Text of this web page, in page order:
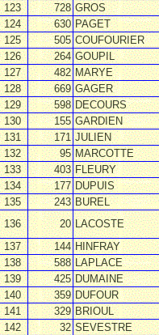
123
728 GROS
124
630 PAGET
125
505 COUFOURIER
126
264 GOUPIL
127
482 MARYE
128
669 GAGER
129
598 DECOURS
130
155 GARDIEN
131
171 JULIEN
132
95 MARCOTTE
133
403 FLEURY
134
177 DUPUIS
135
243 BUREL
136
20 LACOSTE
137
144 HINFRAY
138
588 LAPLACE
139
425 DUMAINE
140
359 DUFOUR
141
329 BRIOUL
142
32 SEVESTRE